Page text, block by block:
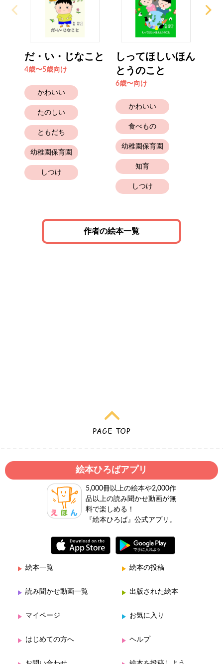
だ・い・じなこと
4歳〜5歳向け
かわいい
たのしい
ともだち
幼稚園保育園
しつけ
しってほしいほん
とうのこと
6歳〜向け
かわいい
食べもの
幼稚園保育園
知育
しつけ
作者の絵本一覧
絵本ひろばアプリ
5,000冊以上の絵本や2,000作
品以上の読み聞かせ動画が無
料で楽しめる！
『絵本ひろば』公式アプリ。
絵本一覧 絵本の投稿
読み聞かせ動画一覧 出版された絵本
マイページ お気に入り
はじめての方へ ヘルプ